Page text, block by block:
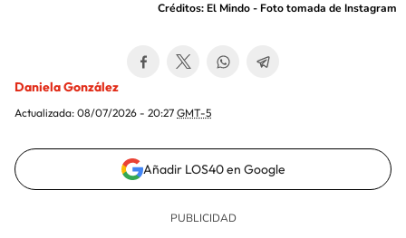
Créditos: El Mindo - Foto tomada de Instagram
Daniela González
Actualizada: 08/07/2026 - 20:27 GMT-5
Añadir LOS40 en Google